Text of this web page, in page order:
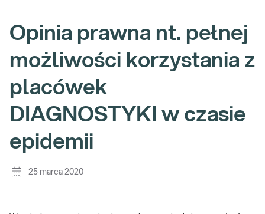
Opinia prawna nt. pełnej
możliwości korzystania z
placówek
DIAGNOSTYKI w czasie
epidemii
25 marca 2020